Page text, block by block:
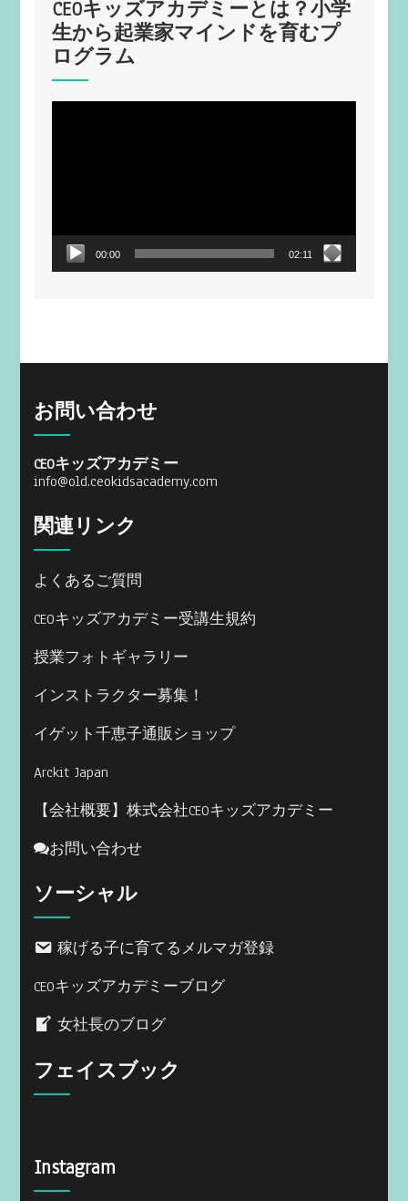
CEOキッズアカデミーとは？小学
生から起業家マインドを育むプ
ログラム
00:00 02:11
お問い合わせ
CEOキッズアカデミー
info@old.ceokidsacademy.com
関連リンク
よくあるご質問
CEOキッズアカデミー受講生規約
授業フォトギャラリー
インストラクター募集！
イゲット千恵子通販ショップ
Arckit Japan
【会社概要】株式会社CEOキッズアカデミー
お問い合わせ
ソーシャル
稼げる子に育てるメルマガ登録
CEOキッズアカデミーブログ
女社長のブログ
フェイスブック
Instagram